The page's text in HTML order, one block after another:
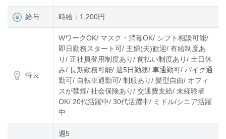
給与 時給：1,200円
特長
WワークOK/ マスク・消毒OK/ シフト相談可能/
即日勤務スタート可/ 主婦(夫)歓迎/ 有給制度あ
り/ 正社員登用制度あり/ 前払い制度あり/ 土日休
み/ 長期勤務可能/ 週5日勤務/ 車通勤可/ バイク通
勤可/ 自転車通勤可/ 制服あり/ 髪型自由/ オフィ
スが禁煙/ 社会保険あり/ 交通費支給/ 未経験者
OK/ 20代活躍中/ 30代活躍中/ ミドル/シニア活躍
中
週5